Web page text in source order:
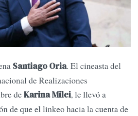
Santiago Oria. El cineasta del
de Realizaciones
deKarina Milei, le llevó a
de que el linkeo hacia la cuenta de